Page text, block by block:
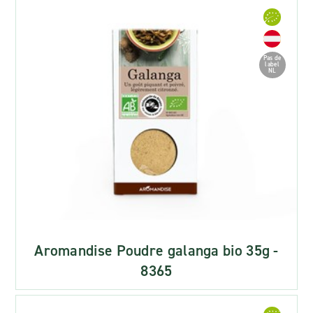
Pas de
label
NL
Aromandise Poudre galanga bio 35g -
8365